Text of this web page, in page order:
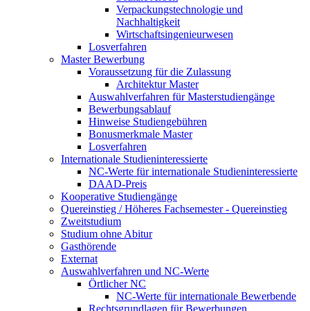
Verpackungstechnologie und
Nachhaltigkeit
Wirtschaftsingenieurwesen
Losverfahren
Master Bewerbung
Voraussetzung für die Zulassung
Architektur Master
Auswahlverfahren für Masterstudiengänge
Bewerbungsablauf
Hinweise Studiengebühren
Bonusmerkmale Master
Losverfahren
Internationale Studieninteressierte
NC-Werte für internationale Studieninteressierte
DAAD-Preis
Kooperative Studiengänge
Quereinstieg / Höheres Fachsemester - Quereinstieg
Zweitstudium
Studium ohne Abitur
Gasthörende
Externat
Auswahlverfahren und NC-Werte
Örtlicher NC
NC-Werte für internationale Bewerbende